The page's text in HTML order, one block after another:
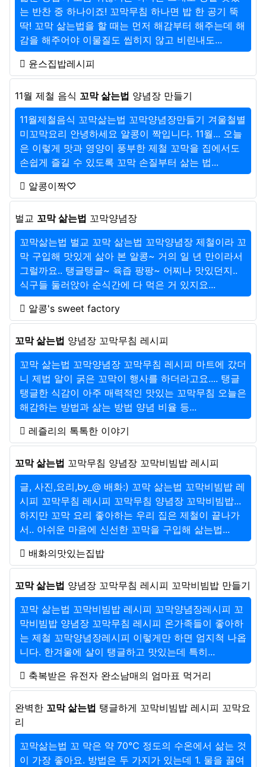
는 반찬 중 하나이죠! 꼬막무침 하나면 밥 한 공기 뚝
딱! 꼬막 삶는법을 할 때는 먼저 해감부터 해주는데 해
감을 해주어야 이물질도 씹히지 않고 비린내도...
윤스집밥레시피
11월 제철 음식 꼬막 삶는법 양념장 만들기
11월제철음식 꼬막삶는법 꼬막양념장만들기 겨울철별
미꼬막요리 안녕하세요 알콩이 짝입니다. 11월... 오늘
은 이렇게 맛과 영양이 풍부한 제철 꼬막을 집에서도
손쉽게 즐길 수 있도록 꼬막 손질부터 삶는 법...
알콩이짝♡
벌교 꼬막 삶는법 꼬막양념장
꼬막삶는법 벌교 꼬막 삶는법 꼬막양념장 제철이라 꼬
막 구입해 맛있게 삶아 본 알콩~ 거의 일 년 만이라서
그럴까요.. 탱글탱글~ 육즙 팡팡~ 어찌나 맛있던지..
식구들 둘러앉아 순식간에 다 먹은 거 있지요...
알콩's sweet factory
꼬막 삶는법 양념장 꼬막무침 레시피
꼬막 삶는법 꼬막양념장 꼬막무침 레시피 마트에 갔더
니 제법 알이 굵은 꼬막이 행사를 하더라고요.... 탱글
탱글한 식감이 아주 매력적인 맛있는 꼬막무침 오늘은
해감하는 방법과 삶는 방법 양념 비율 등...
레즐리의 톡톡한 이야기
꼬막 삶는법 꼬막무침 양념장 꼬막비빔밥 레시피
글, 사진,요리,by_@ 배화:) 꼬막 삶는법 꼬막비빔밥 레
시피 꼬막무침 레시피 꼬막무침 양념장 꼬막비빔밥...
하지만 꼬막 요리 좋아하는 우리 집은 제철이 끝나가
서.. 아쉬운 마음에 신선한 꼬막을 구입해 삶는법...
배화의맛있는집밥
꼬막 삶는법 양념장 꼬막무침 레시피 꼬막비빔밥 만들기
꼬막 삶는법 꼬막비빔밥 레시피 꼬막양념장레시피 꼬
막비빔밥 양념장 꼬막무침 레시피 온가족들이 좋아하
는 제철 꼬막양념장레시피 이렇게만 하면 엄지척 나옵
니다. 한겨울에 살이 탱글하고 맛있는데 특히...
축복받은 유전자 완소남매의 엄마표 먹거리
완벽한 꼬막 삶는법 탱글하게 꼬막비빔밥 레시피 꼬막요
리
꼬막삶는법 꼬 막은 약 70℃ 정도의 수온에서 삶는 것
이 가장 좋아요. 방법은 두 가지가 있는데 1. 물을 끓여